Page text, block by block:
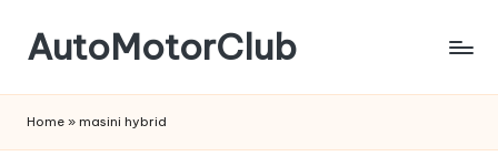
Skip
content
AutoMotorClub
masini
Home » masini hybrid